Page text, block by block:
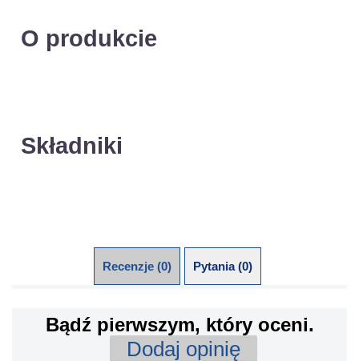
O produkcie
Składniki
Recenzje (0) Pytania (0)
Bądź pierwszym, który oceni.
Dodaj opinię